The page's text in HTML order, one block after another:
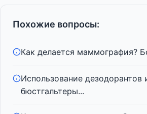
Похожие вопросы:
Как делается маммография?
Использование дезодорантов
бюстгальтеры...